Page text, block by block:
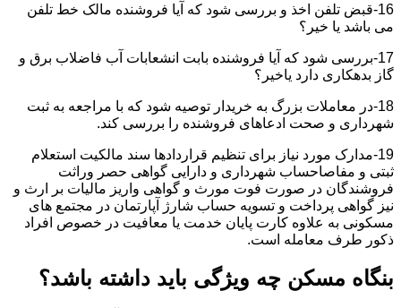
16-قبض تلفن اخذ و بررسی شود که آیا فروشنده مالک خط تلفن
می باشد یا خیر؟
17-بررسی شود که آیا فروشنده بابت انشعابات آب فاضلاب برق و
گاز بدهکاری دارد یاخیر؟
18-در معاملات بزرگ به خریدار توصیه شود که با مراجعه به ثبت
شهرداری و صحت ادعاهای فروشنده را بررسی کند.
19-مدارک مورد نیاز برای تنظیم قراردادها سند مالکیت استعلام
ثبتی و مفاصاحساب شهرداری و دارایی گواهی حصر وراثت
فروشندگان در صورت فوت مورث و گواهی واریز مالیات بر ارث و
نیز گواهی پرداخت و تسویه حساب شارژ آپارتمان در مجتمع های
مسکونی به علاوه کارت پایان خدمت یا معافیت در خصوص افراد
ذکور طرف معامله است.
بنگاه مسکن چه ویژگی باید داشته باشد؟